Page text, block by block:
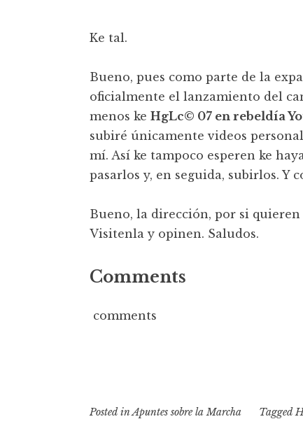
Ke tal.
Bueno, pues como parte de la
oficialmente el lanzamiento del
menos ke HgLc© 07 en rebeldía
subiré únicamente videos
mí. Así ke tampoco esperen ke
pasarlos y, en seguida, subirlos. Y
Bueno, la dirección, por si quieren
Visitenla y opinen. Saludos.
Comments
comments
Posted in Apuntes sobre la Marcha Tagged